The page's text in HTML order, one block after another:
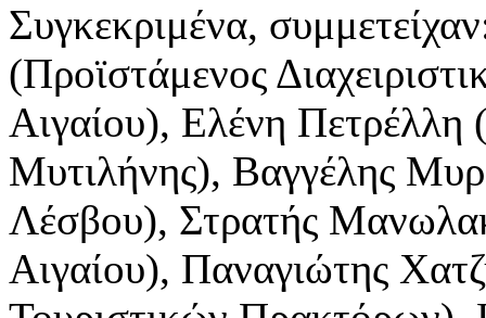
Συγκεκριμένα,
(Προϊστάμενος
Αιγαίου), Ελένη Πετρέλλη
Μυτιλήνης), Βαγγέλης
Λέσβου), Στρατής
Αιγαίου), Παναγιώτης